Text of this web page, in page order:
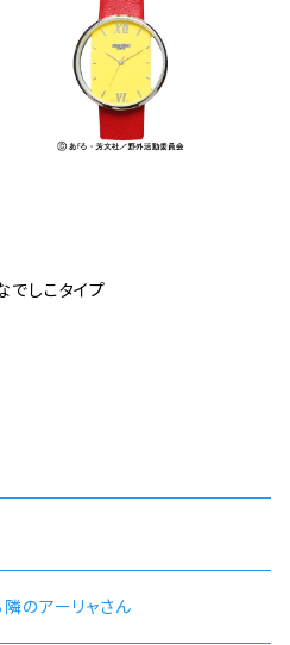
でしこタイプ
のアーリャさん